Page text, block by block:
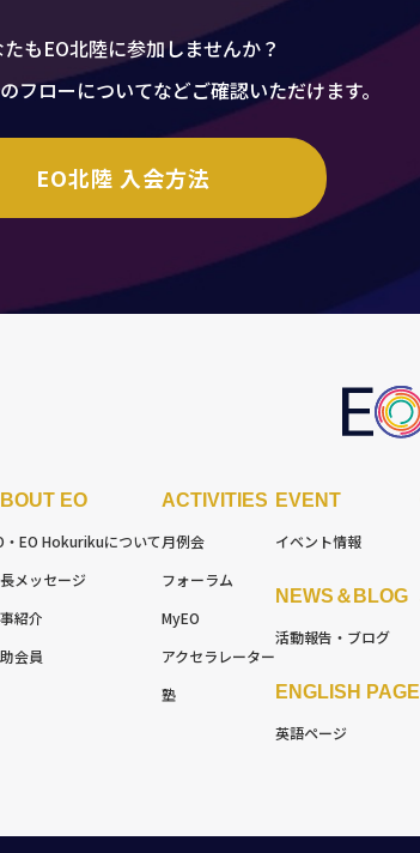
もEO北陸に参加しませんか？
フローについてなどご確認いただけます。
EO北陸 入会方法
EO
・EO Hokurikuについて
メッセージ
紹介
会員
ACTIVITIES
月例会
フォーラム
MyEO
アクセラレーター
塾
EVENT
イベント情報
NEWS＆BLOG
活動報告・ブログ
ENGLISH PAGE
英語ページ